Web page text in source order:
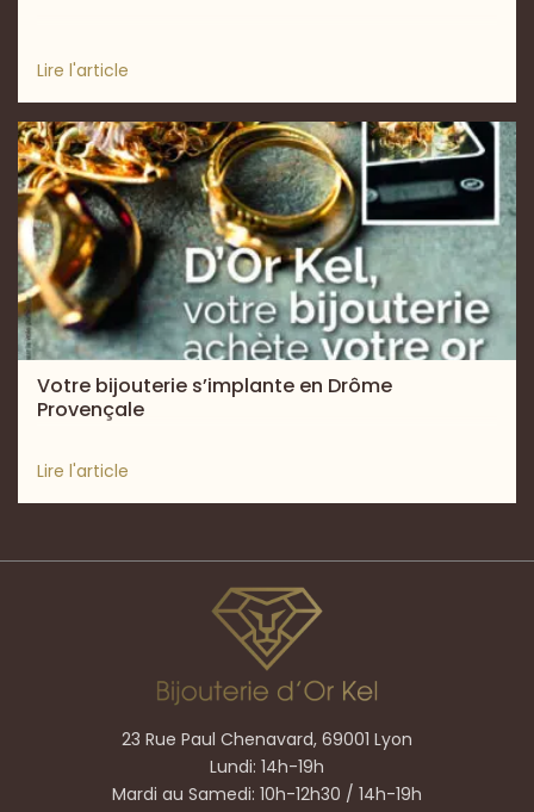
Lire l'article
Votre bijouterie s’implante en Drôme
Provençale
Lire l'article
23 Rue Paul Chenavard, 69001 Lyon
Lundi: 14h-19h
Mardi au Samedi: 10h-12h30 / 14h-19h